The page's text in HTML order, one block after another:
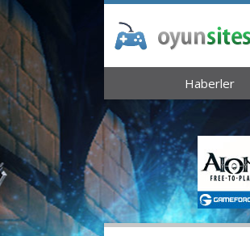
Haberler